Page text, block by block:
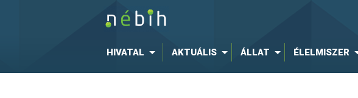
HIVATAL AKTUÁLIS ÁLLAT ÉLELMISZER